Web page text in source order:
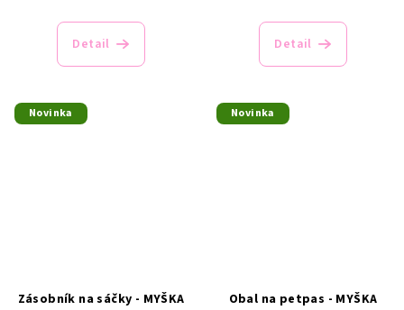
Detail Detail
Novinka
Zásobník na sáčky - MYŠKA
Novinka
Obal na petpas - MYŠKA